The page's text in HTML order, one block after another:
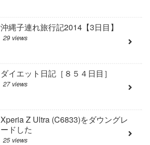
沖縄子連れ旅行記2014【3日目】
29 views
ダイエット日記［８５４日目］
27 views
Xperia Z Ultra (C6833)をダウングレ
ードした
25 views